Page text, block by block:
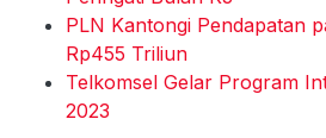
PLN Kantongi Pendapatan
Rp455 Triliun
Telkomsel Gelar Program
2023